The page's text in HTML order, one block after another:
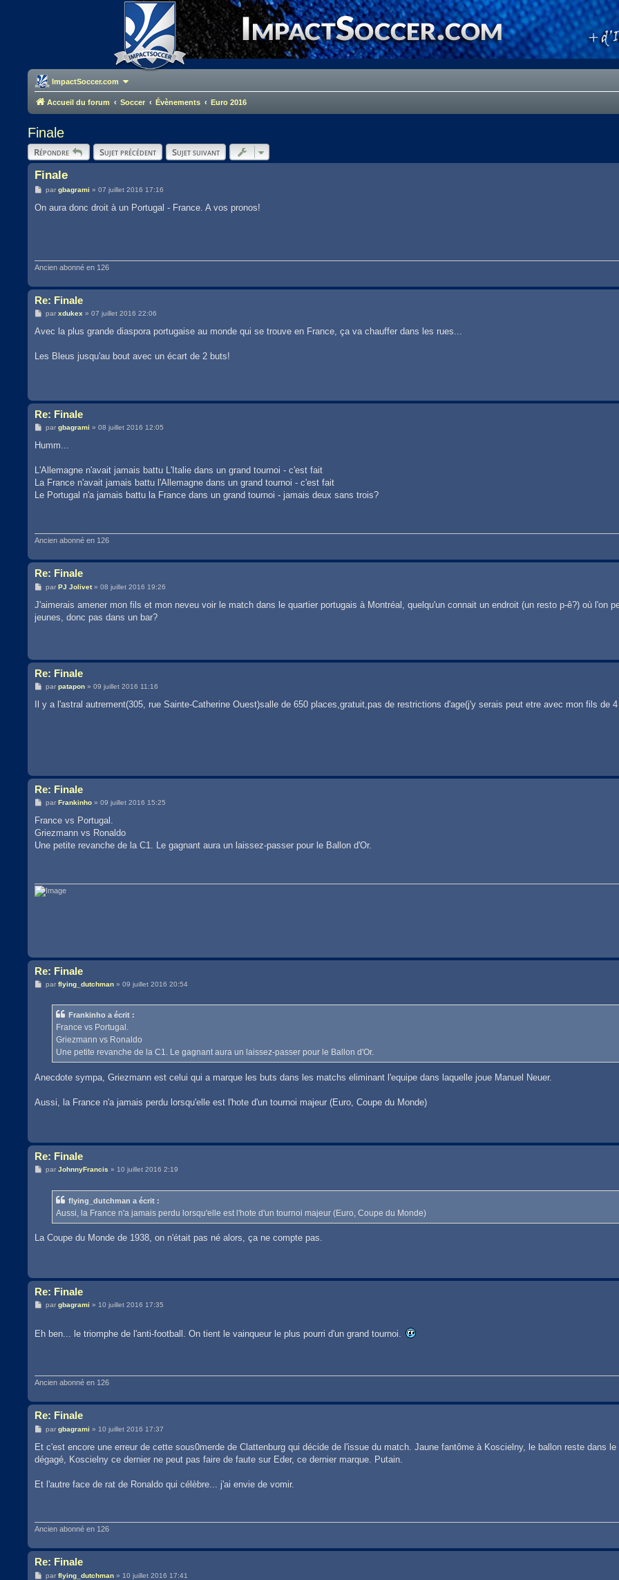
ImpactSoccer.com
Accueil du forum Soccer Évènements Euro 2016
Finale
Répondre Sujet précédent Sujet suivant
Finale
M
s
pargbagrami »07 juillet 2016 17:16
On aura donc droit à un Portugal - France. A vos pronos!
Ancien abonné en 126
Re: Finale
M
s
g
parxdukex »07 juillet 2016 22:06
Avec la plus grande diaspora portugaise au monde qui se trouve en France, ça va chauffer dans les rues...
Les Bleus jusqu'au bout avec un écart de 2 buts!
Re: Finale
M
s
g
pargbagrami »08 juillet 2016 12:05
Humm...
L'Allemagne n'avait jamais battu L'Italie dans un grand tournoi - c'est fait
La France n'avait jamais battu l'Allemagne dans un grand tournoi - c'est fait
Le Portugal n'a jamais battu la France dans un grand tournoi - jamais deux sans trois?
Ancien abonné en 126
Re: Finale
M
s
a
parPJ Jolivet»08 juillet 2016 19:26
J'aimerais amener mon fils et mon neveu voir le match dans le quartier portugais à Montréal, quelqu'un connait un endroit (un resto p-ê?) où l'on
jeunes, donc pas dans un bar?
Re: Finale
M
s
s
parpatapon »09 juillet 2016 11:16
Il y a l'astral autrement(305, rue Sainte-Catherine Ouest)salle de 650 places,gratuit,pas de restrictions d'age(j'y serais peut etre avec mon fils de
Re: Finale
M
s
a
g
parFrankinho »09 juillet 2016 15:25
France vs Portugal.
Griezmann vs Ronaldo
Une petite revanche de la C1. Le gagnant aura un laissez-passer pour le Ballon d'Or.
Re: Finale
Mparflying_dutchman »09 juillet 2016 20:54
Frankinho a écrit :
France vs Portugal.
Griezmann vs Ronaldo
Une petite revanche de la C1. Le gagnant aura un laissez-passer pour le Ballon d'Or.
Anecdote sympa, Griezmann est celui qui a marque les buts dans les matchs eliminant l'equipe dans laquelle joue Manuel Neuer.
Aussi, la France n'a jamais perdu lorsqu'elle est l'hote d'un tournoi majeur (Euro, Coupe du Monde)
Re: Finale
MparJohnnyFrancis »10 juillet 2016 2:19
flying_dutchman a écrit :
Aussi, la France n'a jamais perdu lorsqu'elle est l'hote d'un tournoi majeur (Euro, Coupe du Monde)
La Coupe du Monde de 1938, on n'était pas né alors, ça ne compte pas.
Re: Finale
M
a
pargbagrami »10 juillet 2016 17:35
Eh ben... le triomphe de l'anti-football. On tient le vainqueur le plus pourri d'un grand tournoi.
Ancien abonné en 126
Re: Finale
M
s
a
pargbagrami » 10 juillet 2016 17:37
Et c'est encore une erreur de cette sous0merde de Clattenburg qui décide de l'issue du match. Jaune fantôme à Koscielny, le ballon reste dans
dégagé, Koscielny ce dernier ne peut pas faire de faute sur Eder, ce dernier marque. Putain.
Et l'autre face de rat de Ronaldo qui célèbre... j'ai envie de vomir.
Ancien abonné en 126
Re: Finale
Mparflying_dutchman » 10 juillet 2016 17:41